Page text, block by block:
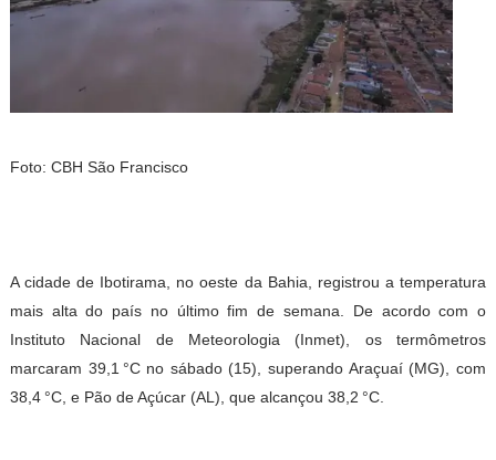
Foto: CBH São Francisco
A cidade de Ibotirama, no oeste da Bahia, registrou a temperatura
mais alta do país no último fim de semana. De acordo com o
Instituto Nacional de Meteorologia (Inmet), os termômetros
marcaram 39,1 °C no sábado (15), superando Araçuaí (MG), com
38,4 °C, e Pão de Açúcar (AL), que alcançou 38,2 °C.